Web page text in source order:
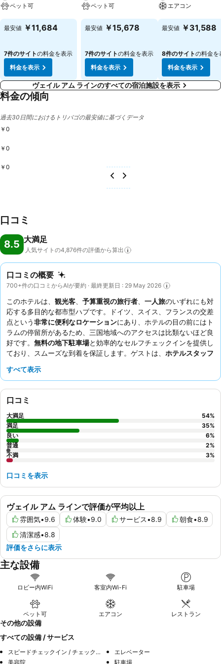
ペット可
料金を表示
最安値 ￥11,684
7件のサイトの料金を表示
料金を表示
ペット可
料金を表示
最安値 ￥15,678
7件のサイトの料金を表示
料金を表示
エアコン
料金を表示
最安値 ￥31,588
8件のサイトの料金を
料金を表示
ヴェイル アム ラインのすべての宿泊施設を表示
料金の傾向
過去30日間におけるトリバゴの最安値に基づくデータ
￥0
￥0
￥0
口コミ
8.5 大満足
人気サイトの4,876件の評価から算出
口コミの概要
700+件の口コミからAIが要約 · 最終更新日 : 29 May 2026
このホテルは、 観光客 予算重視の旅行者 一人旅のいずれにも対
応する多目的な都市型ハブです。ドイツ、スイス、フランスの交差
点という非常に便利なロケーションにあり、ホテルの目の前にはト
ラムの停留所があるため、三国地域へのアクセスは比類ないほど良
好です。 無料の地下駐車場と効率的なセルフチェックインを提供し
ており、スムーズな到着を保証します。ゲストは、 ホテルスタッフ
と品質を誇る
すべて表示
ヴェイル アム ラインで評価が平均以上
雰囲気•9.6 体験•9.0 サービス•8.9 朝食•8.9
清潔感•8.8
評価をさらに表示
口コミ
大満足 54%
満足
35%
良い
6%
普通
2%
不満
3%
口コミを表示
主な設備
ロビー内WiFi 客室内Wi-Fi 駐車場
ペット可 エアコン レストラン
その他の設備
すべての設備 / サービス
スピードチェックイン / チェックアウト
エレベーター
美容院
駐車場